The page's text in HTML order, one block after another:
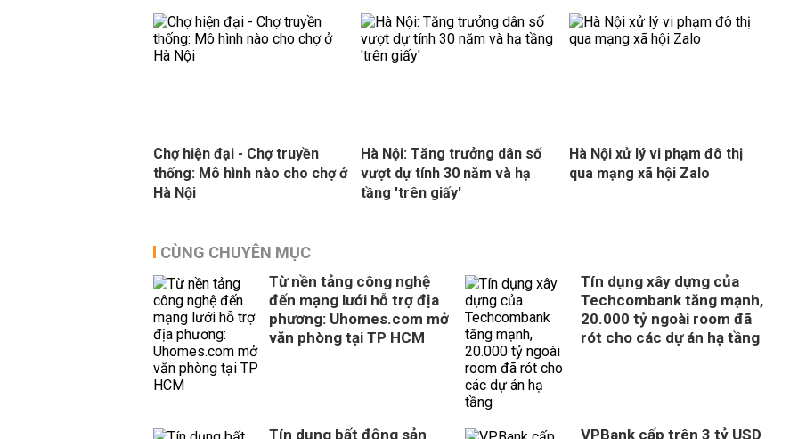
Chợ hiện đại - Chợ truyền
thống: Mô hình nào cho chợ ở
Hà Nội
Hà Nội: Tăng trưởng dân số
vượt dự tính 30 năm và hạ
tầng 'trên giấy'
Hà Nội xử lý vi phạm đô thị
qua mạng xã hội Zalo
CÙNG CHUYÊN MỤC
Từ nền tảng công nghệ
đến mạng lưới hỗ trợ địa
phương: Uhomes.com mở
văn phòng tại TP HCM
Tín dụng xây dựng của
Techcombank tăng mạnh,
20.000 tỷ ngoài room đã
rót cho các dự án hạ tầng
Tín dụng bất động sản VPBank cấp trên 3 tỷ USD